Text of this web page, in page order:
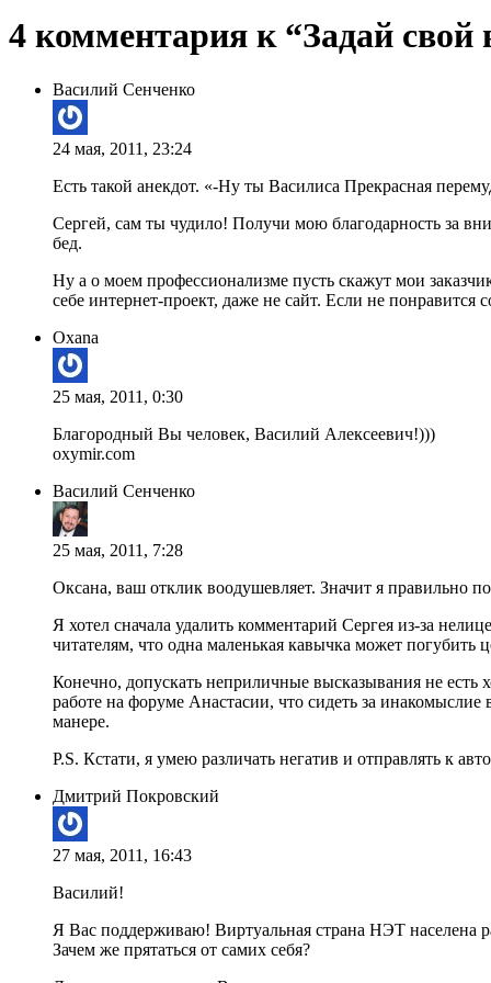
4 комментария к “Задай свой
Василий Сенченко
24 мая, 2011, 23:24
Есть такой анекдот. «-Ну ты Василиса Прекрасная
Сергей, сам ты чудило! Получи мою благодарность за
бед.
Ну а о моем профессионализме пусть скажут мои
себе интернет-проект, даже не сайт. Если не
Oxana
25 мая, 2011, 0:30
Благородный Вы человек, Василий Алексеевич!)))
oxymir.com
Василий Сенченко
25 мая, 2011, 7:28
Оксана, ваш отклик воодушевляет. Значит я правильно
Я хотел сначала удалить комментарий Сергея из-за
читателям, что одна маленькая кавычка может погубить
Конечно, допускать неприличные высказывания не
работе на форуме Анастасии, что сидеть за
манере.
P.S. Кстати, я умею различать негатив и отправлять к
Дмитрий Покровский
27 мая, 2011, 16:43
Василий!
Я Вас поддерживаю! Виртуальная страна НЭТ населена
Зачем же прятаться от самих себя?